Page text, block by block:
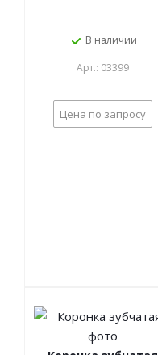
В наличии
Арт.: 03399
Цена по запросу